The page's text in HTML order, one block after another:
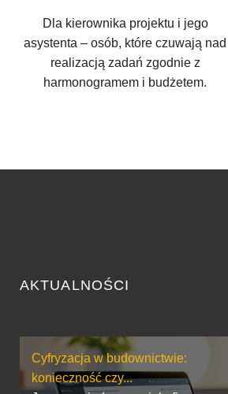
Dla kierownika projektu i jego
asystenta – osób, które czuwają nad
realizacją zadań zgodnie z
harmonogramem i budżetem.
AKTUALNOŚCI
Cyfryzacja w budownictwie:
konieczność czy...